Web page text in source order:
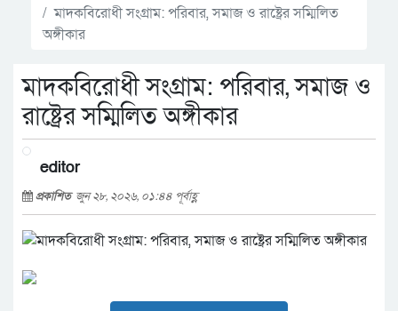
মাদকবিরোধী সংগ্রাম: পরিবার, সমাজ ও রাষ্ট্রের সম্মিলিত
অঙ্গীকার
মাদকবিরোধী সংগ্রাম: পরিবার, সমাজ ও
রাষ্ট্রের সম্মিলিত অঙ্গীকার
editor
প্রকাশিত জুন ২৮, ২০২৬, ০১:৪৪ পূর্বাহ্ণ